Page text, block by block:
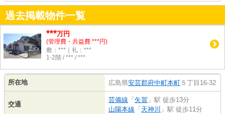
過去掲載物件一覧
***万円
(管理費・共益費 ***円)
敷：***｜礼：***
1-2階 / *** / ***
所在地 広島県安芸郡府中町本町 ５丁目16-32
交通
芸備線 「 矢賀 」駅 徒歩13分
山陽本線 「 天神川 」駅 徒歩11分